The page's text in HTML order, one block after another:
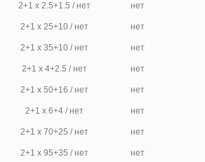
2+1 х 2.5+1.5 / нет нет
2+1 х 25+10 / нет нет
2+1 х 35+10 / нет нет
2+1 х 4+2.5 / нет нет
2+1 х 50+16 / нет нет
2+1 х 6+4 / нет нет
2+1 х 70+25 / нет нет
2+1 х 95+35 / нет нет